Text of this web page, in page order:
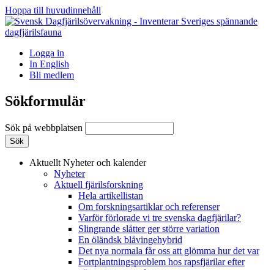
Hoppa till huvudinnehåll
Logga in
In English
Bli medlem
Sökformulär
Sök på webbplatsen
Aktuellt Nyheter och kalender
Nyheter
Aktuell fjärilsforskning
Hela artikellistan
Om forskningsartiklar och referenser
Varför förlorade vi tre svenska dagfjärilar?
Slingrande slåtter ger större variation
En öländsk blåvingehybrid
Det nya normala får oss att glömma hur det var
Fortplantningsproblem hos rapsfjärilar efter